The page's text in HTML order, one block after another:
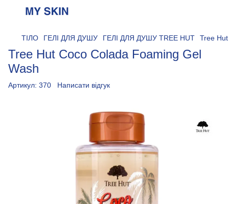
ТІЛО ГЕЛІ ДЛЯ ДУШУ ГЕЛІ ДЛЯ ДУШУ TREE HUT Tree
Tree Hut Coco Colada Foaming Gel
Wash
Артикул: 370 Написати відгук